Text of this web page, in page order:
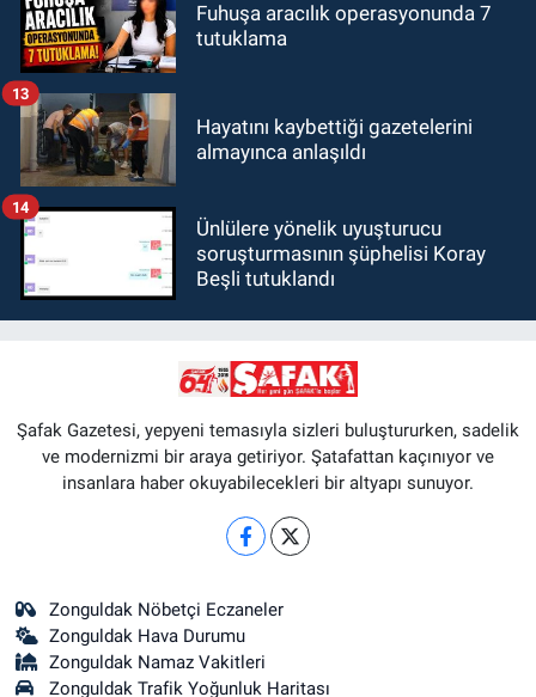
Fuhuşa aracılık operasyonunda 7
tutuklama
Hayatını kaybettiği gazetelerini
almayınca anlaşıldı
13
Ünlülere yönelik uyuşturucu
soruşturmasının şüphelisi Koray
Beşli tutuklandı
14
Şafak Gazetesi, yepyeni temasıyla sizleri buluştururken, sadelik
ve modernizmi bir araya getiriyor. Şatafattan kaçınıyor ve
insanlara haber okuyabilecekleri bir altyapı sunuyor.
Zonguldak Nöbetçi Eczaneler
Zonguldak Hava Durumu
Zonguldak Namaz Vakitleri
Zonguldak Trafik Yoğunluk Haritası